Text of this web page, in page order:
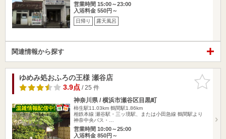
営業時間 15:00～23:00
入浴料金 550円～
日帰り 露天風呂
関連情報から探す
お気に入
りに追加
ゆめみ処おふろの王様 瀬谷店
3.9点/ 25 件
神奈川県 / 横浜市瀬谷区目黒町
柿生駅11.03km 鶴間駅1.86km
相鉄本線 瀬谷駅・三ッ境駅、または小田急線 鶴間駅より
神奈中央バス・…
営業時間 10:00～25:00
入浴料金 850円～